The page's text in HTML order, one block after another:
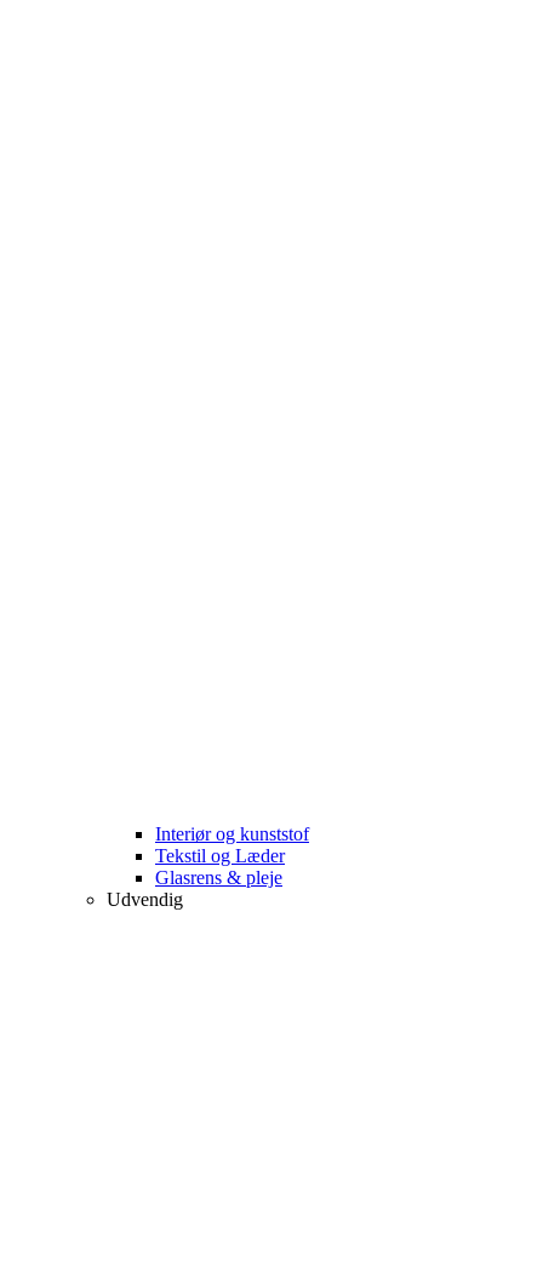
Interiør og kunststof
Tekstil og Læder
Glasrens & pleje
Udvendig